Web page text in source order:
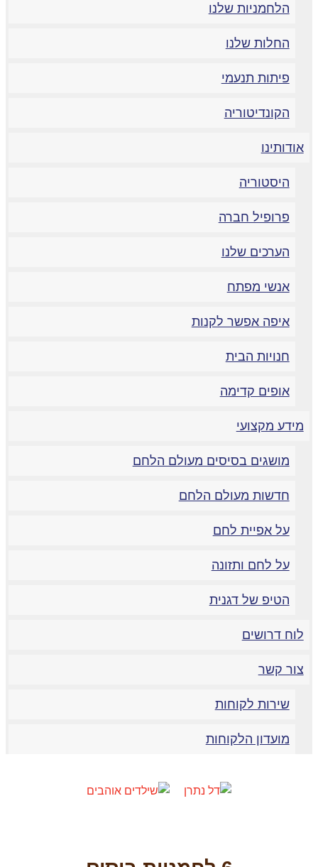
הלחמניות שלנו
החלות שלנו
פיתות תנעמי
הקונדיטוריה
היסטוריה
פרופיל חברה
הערכים שלנו
אנשי מפתח
איפה אפשר לקנות
חנויות הבית
אופים קדימה
מקצועי
מושגים בסיסים מעולם הלחם
חדשות מעולם הלחם
על אפיית לחם
על לחם ותזונה
הטיפ של דגנית
דרושים
קשר
שירות לקוחות
מועדון הלקוחות